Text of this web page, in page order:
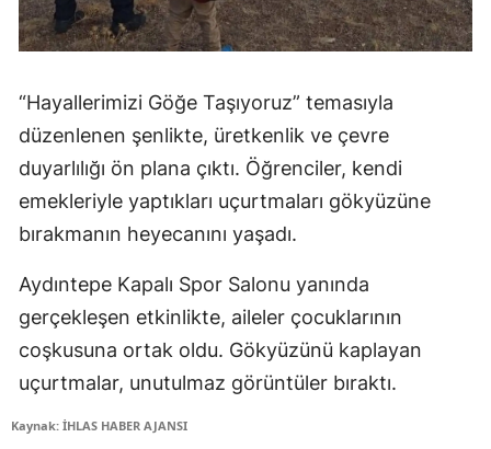
“Hayallerimizi Göğe Taşıyoruz” temasıyla
düzenlenen şenlikte, üretkenlik ve çevre
duyarlılığı ön plana çıktı. Öğrenciler, kendi
emekleriyle yaptıkları uçurtmaları gökyüzüne
bırakmanın heyecanını yaşadı.
Aydıntepe Kapalı Spor Salonu yanında
gerçekleşen etkinlikte, aileler çocuklarının
coşkusuna ortak oldu. Gökyüzünü kaplayan
uçurtmalar, unutulmaz görüntüler bıraktı.
Kaynak: İHLAS HABER AJANSI